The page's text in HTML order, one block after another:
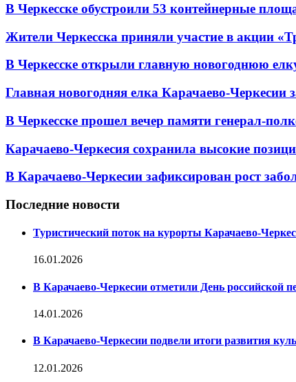
В Черкесске обустроили 53 контейнерные
Жители Черкесска приняли участие в акции
В Черкесске открыли главную новогоднюю
Главная новогодняя елка Карачаево-Черкесии
В Черкесске прошел вечер памяти генерал-
Карачаево-Черкесия сохранила высокие
В Карачаево-Черкесии зафиксирован рост
Последние новости
Туристический поток на курорты Карачаево-
16.01.2026
В Карачаево-Черкесии отметили День российской
14.01.2026
В Карачаево-Черкесии подвели итоги развития
12.01.2026